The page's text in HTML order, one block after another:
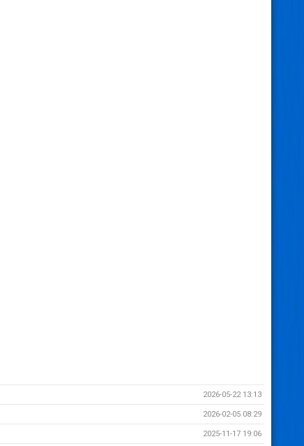
2026-05-22 13:13
2026-02-05 08:29
2025-11-17 19:06